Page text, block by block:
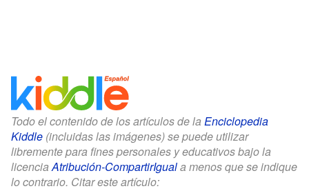
Todo el contenido de los artículos de la Enciclopedia
Kiddle (incluidas las imágenes) se puede utilizar
libremente para fines personales y educativos bajo la
licenciaAtribución-CompartirIguala menos que se indique
lo contrario. Citar este artículo: